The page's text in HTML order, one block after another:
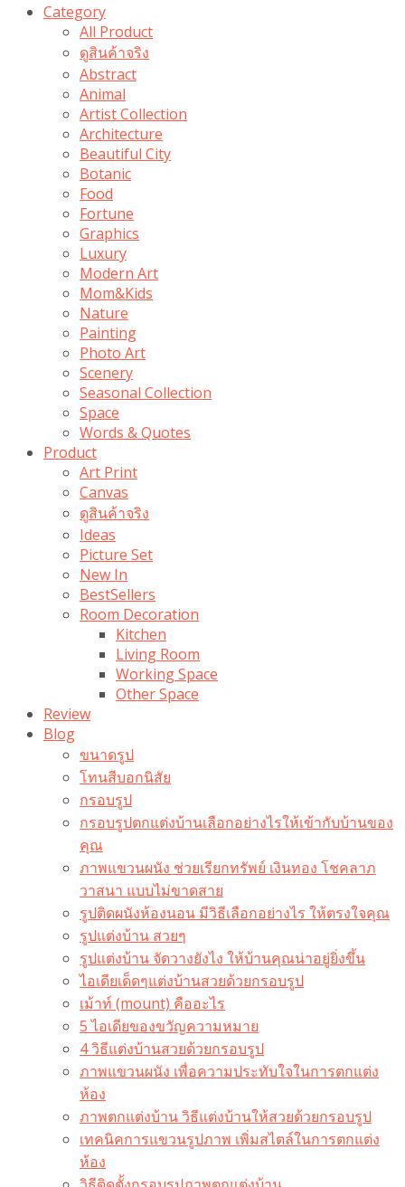
Category
All Product
ดูสินค้าจริง
Abstract
Animal
Artist Collection
Architecture
Beautiful City
Botanic
Food
Fortune
Graphics
Luxury
Modern Art
Mom&Kids
Nature
Painting
Photo Art
Scenery
Seasonal Collection
Space
Words & Quotes
Product
Art Print
Canvas
ดูสินค้าจริง
Ideas
Picture Set
New In
BestSellers
Room Decoration
Kitchen
Living Room
Working Space
Other Space
Review
Blog
ขนาดรูป
โทนสีบอกนิสัย
กรอบรูป
กรอบรูปตกแต่งบ้านเลือกอย่างไรให้เข้ากับบ้านของ
คุณ
ภาพแขวนผนัง ช่วยเรียกทรัพย์ เงินทอง โชคลาภ
วาสนา แบบไม่ขาดสาย
รูปติดผนังห้องนอน มีวิธีเลือกอย่างไร ให้ตรงใจคุณ
รูปแต่งบ้าน สวยๆ
รูปแต่งบ้าน จัดวางยังไง ให้บ้านคุณน่าอยู่ยิ่งขึ้น
ไอเดียเด็ดๆแต่งบ้านสวยด้วยกรอบรูป
เม้าท์ (mount) คืออะไร​
5 ไอเดียของขวัญความหมาย
4 วิธีแต่งบ้านสวยด้วยกรอบรูป
ภาพแขวนผนัง เพื่อความประทับใจในการตกแต่ง
ห้อง
ภาพตกแต่งบ้าน วิธีแต่งบ้านให้สวยด้วยกรอบรูป
เทคนิคการแขวนรูปภาพ เพิ่มสไตล์ในการตกแต่ง
ห้อง